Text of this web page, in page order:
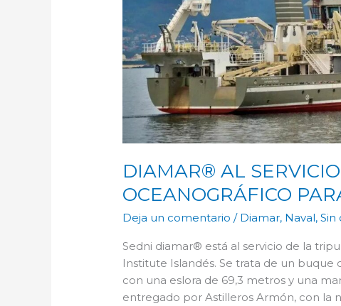
DIAMAR® AL
OCEANOGRÁFICO
Deja un comentario / Diamar, Naval,Sin
Sedni diamar® está al servicio de la
Institute Islandés. Se trata de un
con una eslora de 69,3 metros y una
entregado por Astilleros Armón, con la
ISLANDIA